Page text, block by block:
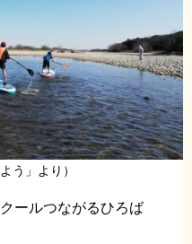
う」より）
ールつながるひろば